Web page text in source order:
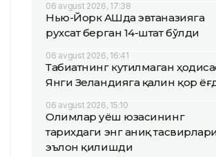
06 avgust 2026, 17:38
Нью-Йорк АҚШда эвтаназияга
рухсат берган 14-штат бўлди
06 avgust 2026, 16:41
Табиатнинг кутилмаган
Янги Зеландияга қалин қор
06 avgust 2026, 15:10
Олимлар Қуёш юзасининг
тарихдаги энг аниқ
эълон қилишди